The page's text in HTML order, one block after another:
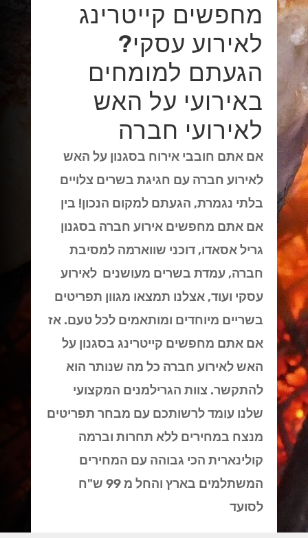
מחפשים קייטרינג
לאירוע עסקי?
הגעתם למומחים
באירועי על האש
לאירועי חברה
אם אתם חובבי אירוח בסגנון על האש
לאירוע חברה עם חגיגת בשרים צלויים
בלתי נגמרת, הגעתם למקום הנכון! בין
אם אתם מחפשים אירוע חברה בסגנון
גריל אסאדו, דוכני שווארמה למסיבת
חברה, עמדת בשרים מעושנים לאירוע
עסקי ועוד, אצלנו תמצאו מגוון תפריטים
בשריים מיוחדים ומותאמים לכל טעם. אז
אם אתם מחפשים קייטרינג בסגנון על
האש לאירוע חברה כל מה שנותר הוא
להתקשר. צוות הגרילמנים המקצועי
שלנו עומד לרשותכם עם מבחר תפריטים
מנצח במחירים ללא תחרות וברמה
קולינארית הכי גבוהה עם המחירים
המשתלמים בארץ והחל מ 99 ש"ח
לסועד